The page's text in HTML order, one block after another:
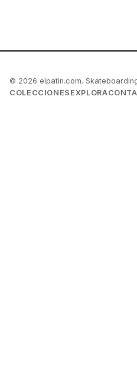
© 2026 elpatin.com.
COLECCIONES EXPLORA